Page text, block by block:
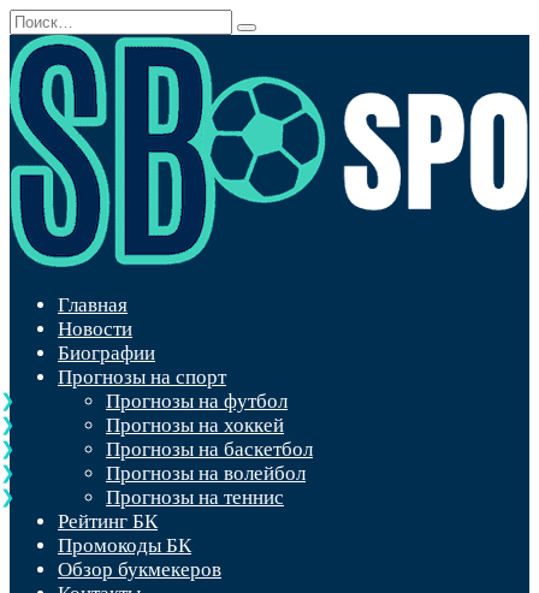
Перейти
содержанию
Search
for:
Главная
Новости
Биографии
Прогнозы на спорт
Прогнозы на футбол
Прогнозы на хоккей
Прогнозы на баскетбол
Прогнозы на волейбол
Прогнозы на теннис
Рейтинг БК
Промокоды БК
Обзор букмекеров